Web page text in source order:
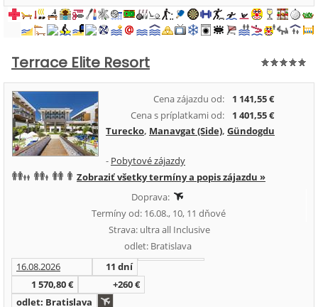
Terrace Elite Resort
Cena zájazdu od:
1 141,55 €
Cena s príplatkami od:
1 401,55 €
Turecko, Manavgat (Side), Gündogdu
- Pobytové zájazdy
Zobraziť všetky termíny a popis zájazdu »
Doprava:
Termíny od: 16.08., 10, 11 dňové
Strava: ultra all Inclusive
odlet: Bratislava
16.08.2026
11 dní
1 570,80 €
+260 €
odlet: Bratislava